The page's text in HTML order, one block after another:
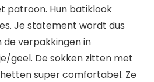
patroon. Hun batiklook
Je statement wordt dus
de verpakkingen in
geel. De sokken zitten met
super comfortabel. Ze